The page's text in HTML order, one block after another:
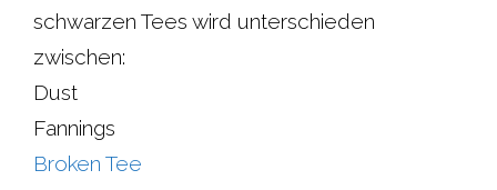
schwarzen Tees wird unterschieden
zwischen:
Dust
Fannings
Broken Tee